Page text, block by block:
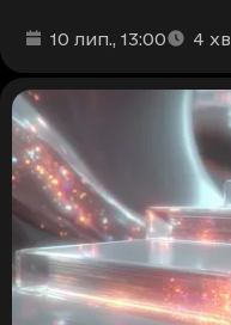
Дата та час публікації
10 лип., 13:00
Час читання: 4 хв